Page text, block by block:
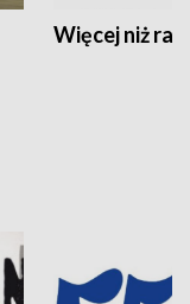
Więcej niż rajd